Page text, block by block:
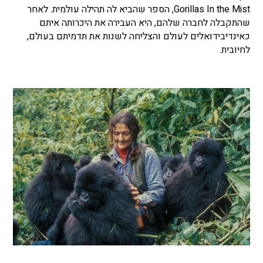
Gorillas In the Mist, הספר שהביא לה תהילה עולמית. לאחר
שהתקבלה לחברה שלהם, היא העבירה את היכרותה איתם
כאינדיבידואלים לעולם והצליחה לשנות את תדמיתם בעולם,
לחיובית.